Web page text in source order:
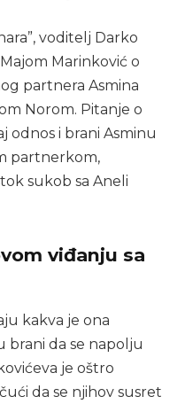
voditelj Darko
Marinković o
partnera Asmina
Norom. Pitanje o
odnos i brani Asminu
partnerkom,
sukob sa Aneli
viđanju sa
kakva je ona
brani da se napolju
je oštro
da se njihov susret